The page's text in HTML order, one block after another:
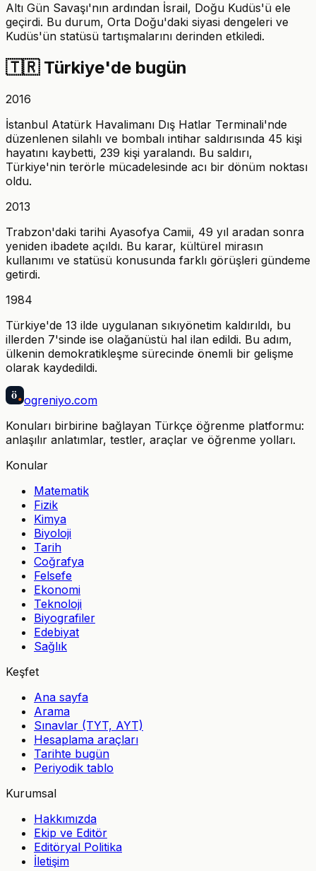
Altı Gün Savaşı'nın ardından İsrail, Doğu Kudüs'ü ele
geçirdi. Bu durum, Orta Doğu'daki siyasi dengeleri ve
Kudüs'ün statüsü tartışmalarını derinden etkiledi.
🇹🇷 Türkiye'de bugün
2016
İstanbul Atatürk Havalimanı Dış Hatlar Terminali'nde
düzenlenen silahlı ve bombalı intihar saldırısında 45 kişi
hayatını kaybetti, 239 kişi yaralandı. Bu saldırı,
Türkiye'nin terörle mücadelesinde acı bir dönüm noktası
oldu.
2013
Trabzon'daki tarihi Ayasofya Camii, 49 yıl aradan sonra
yeniden ibadete açıldı. Bu karar, kültürel mirasın
kullanımı ve statüsü konusunda farklı görüşleri gündeme
getirdi.
1984
Türkiye'de 13 ilde uygulanan sıkıyönetim kaldırıldı, bu
illerden 7'sinde ise olağanüstü hal ilan edildi. Bu adım,
ülkenin demokratikleşme sürecinde önemli bir gelişme
olarak kaydedildi.
ö ogreniyo.com
Konuları birbirine bağlayan Türkçe öğrenme platformu:
anlaşılır anlatımlar, testler, araçlar ve öğrenme yolları.
Konular
Matematik
Fizik
Kimya
Biyoloji
Tarih
Coğrafya
Felsefe
Ekonomi
Teknoloji
Biyografiler
Edebiyat
Sağlık
Keşfet
Ana sayfa
Arama
Sınavlar (TYT, AYT)
Hesaplama araçları
Tarihte bugün
Periyodik tablo
Kurumsal
Hakkımızda
Ekip ve Editör
Editöryal Politika
İletişim